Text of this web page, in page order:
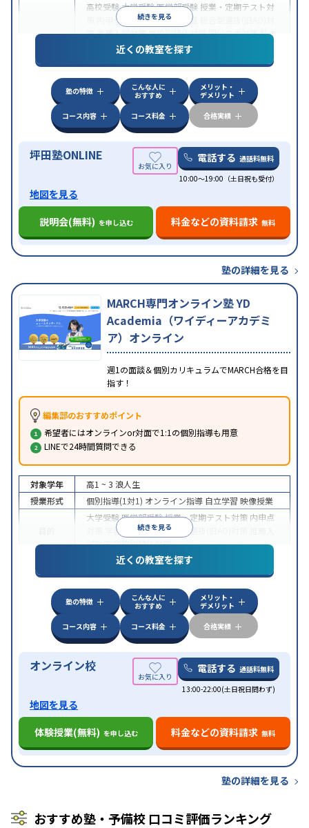
続きを見る
高校受験大学受験医学部受験 授業・定期テスト対
内申点対策学習習慣の定着
策推薦入試対策学校別特化対策国公立大対策私大
共通テスト対策英検(英語検定)対策
その
特徴
中高一貫校生に対応授業の振替可能 不登校生に対
学習にPC・タブレットを利用オンライン対応
科目から受講可能季節講習のみの受講可発達障害
の子どもに対応
近くの教室を探す
塾の特徴
こんな人に
おすすめ
メリット・
デメリット
コース内容
コース料金 合格実績
坪田塾ONLINE 電話する 通話料無料
10:00～19:00（土日祝も受付）
地図を見る
説明会(無料) を申し込む 料金などの資料請求 無料
塾の詳細を見る
MARCH専門オンライン塾 YD
Academia（ワイディーアカデミ
ア）オンライン
週1の面談＆個別カリキュラムでMARCH合格を目
指す！
編集部のおすすめポイント
希望者にはオンラインor対面で1:1の個別指導も用意
LINEで24時間質問できる
続きを見る
対象学年 高1 ~ 3 浪人生
授業形式
個別指導(1対1) オンライン指導 自立学習 映像授業
大学受験医学部受験授業・定期テスト対策 内申点
学習習慣の定着 総合型選抜(旧AO)対策
試対策学校別特化対策
特徴
中高一貫校生に対応授業の振替可能
学習にPC・タブレットを利用オンライン対応1
科目から受講可能
近くの教室を探す
塾の特徴
こんな人に
おすすめ
メリット・
デメリット
コース内容
コース料金 合格実績
オンライン校 電話する 通話料無料
13:00-22:00(土日祝日問わず)
地図を見る
体験授業(無料) を申し込む 料金などの資料請求 無料
塾の詳細を見る
おすすめ塾・予備校 口コミ評価ランキング